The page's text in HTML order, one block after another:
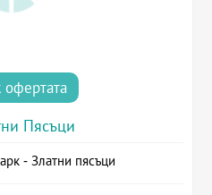
офертата
Пясъци
- Златни пясъци